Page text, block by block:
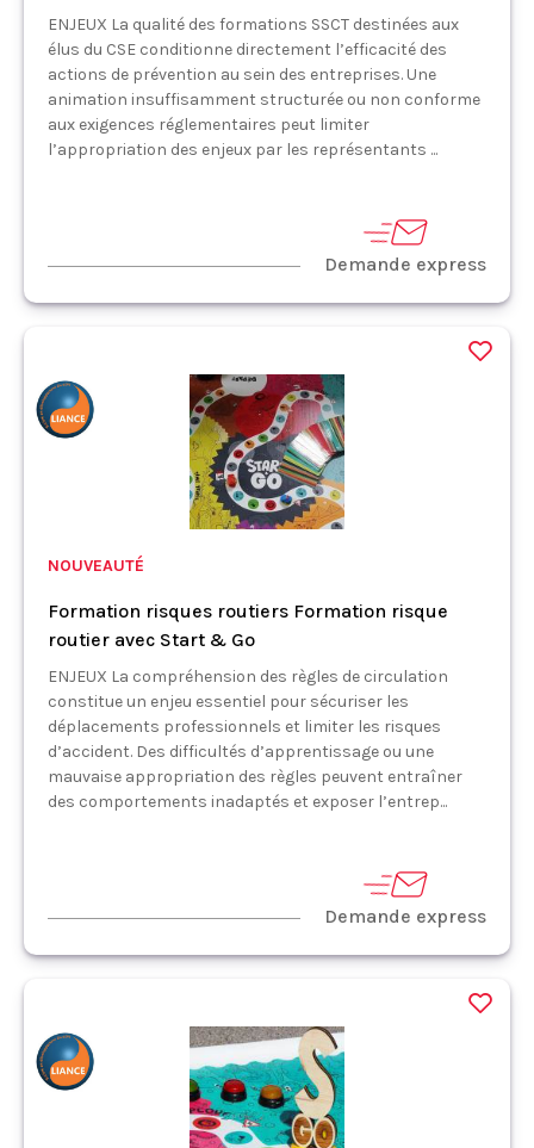
ENJEUX La qualité des formations SSCT destinées aux
élus du CSE conditionne directement l’efficacité des
actions de prévention au sein des entreprises. Une
animation insuffisamment structurée ou non conforme
aux exigences réglementaires peut limiter
l’appropriation des enjeux par les représentants ...
Demande express
NOUVEAUTÉ
Formation risques routiers Formation risque
routier avec Start & Go
ENJEUX La compréhension des règles de circulation
constitue un enjeu essentiel pour sécuriser les
déplacements professionnels et limiter les risques
d’accident. Des difficultés d’apprentissage ou une
mauvaise appropriation des règles peuvent entraîner
des comportements inadaptés et exposer l’entrep...
Demande express